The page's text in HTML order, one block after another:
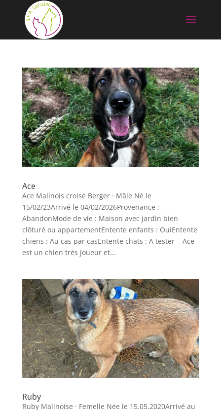
Ace
Ace Malinois croisé Berger · Mâle Né le
15/02/23Arrivé le 04/02/2026Provenance :
AbandonMode de vie : Maison avec jardin bien
clôturé ou appartementEntente enfants : OuiEntente
chiens : Au cas par casEntente chats : A tester Ace
est un chien très joueur et...
Ruby
Ruby Malinoise · Femelle Née le 15.05.2020Arrivé au